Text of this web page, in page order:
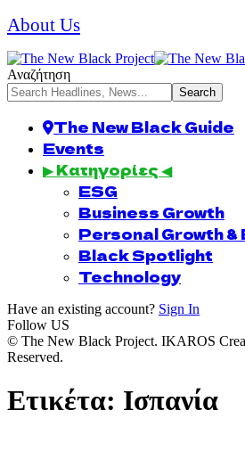
About Us
Αναζήτηση
The New Black Guide
Events
▶ Κατηγορίες ◀
ESG
Business Growth
Personal Growth
Black Spotlight
Technology
Have an existing account? Sign In
Follow US
© The New Black Project. IKAROS
Reserved.
Ετικέτα: Ισπανία